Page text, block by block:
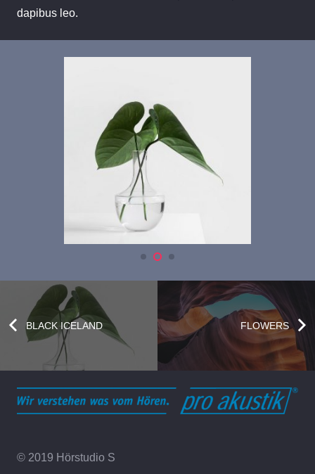
dapibus leo.
BLACK ICELAND FLOWERS
© 2019 Hörstudio S